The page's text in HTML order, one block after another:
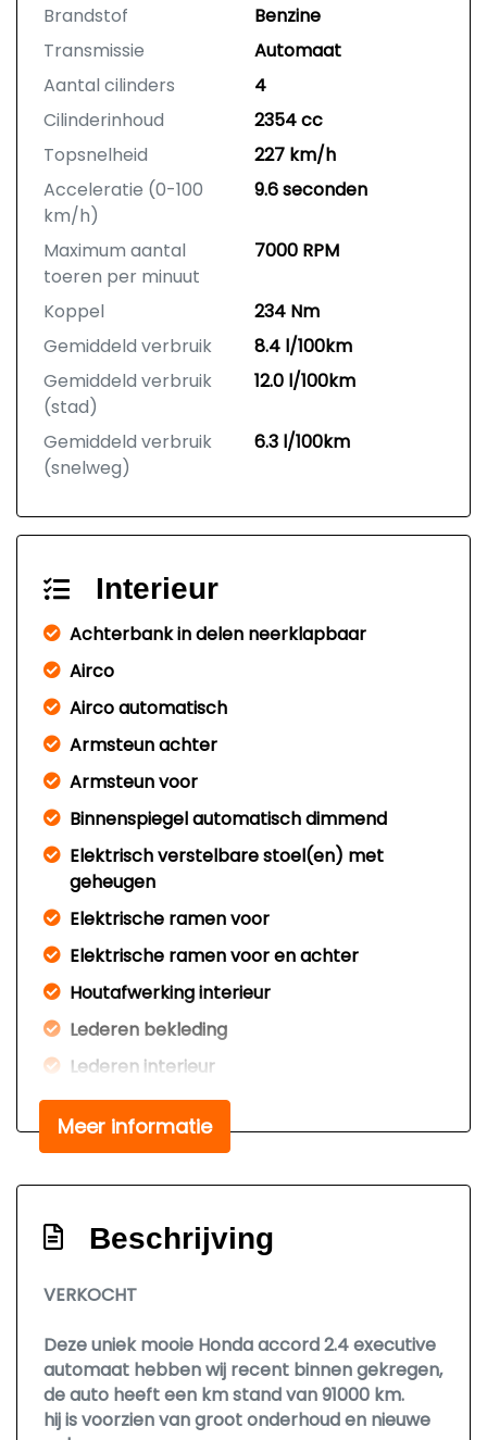
Brandstof
Benzine
Transmissie
Automaat
Aantal cilinders
4
Cilinderinhoud
2354 cc
Topsnelheid
227 km/h
Acceleratie (0-100
km/h)
9.6 seconden
Maximum aantal
toeren per minuut
7000 RPM
Koppel
234 Nm
Gemiddeld verbruik
8.4 l/100km
Gemiddeld verbruik
(stad)
12.0 l/100km
Gemiddeld verbruik
(snelweg)
6.3 l/100km
Interieur
Achterbank in delen neerklapbaar
Airco
Airco automatisch
Armsteun achter
Armsteun voor
Binnenspiegel automatisch dimmend
Elektrisch verstelbare stoel(en) met
geheugen
Elektrische ramen voor
Elektrische ramen voor en achter
Houtafwerking interieur
Lederen bekleding
Lederen interieur
Lendesteun(en) verstelbaar
Stuur en versnellingspook (kunst)leder
Exterieur
Bi-xenon koplampen
Buitenspiegels elektrisch inklapbaar
Buitenspiegels elektrisch verstel- en
verwarmbaar
Meer informatie
Beschrijving
VERKOCHT
Deze uniek mooie Honda accord 2.4 executive
automaat hebben wij recent binnen gekregen,
de auto heeft een km stand van 91000 km.
hij is voorzien van groot onderhoud en nieuwe